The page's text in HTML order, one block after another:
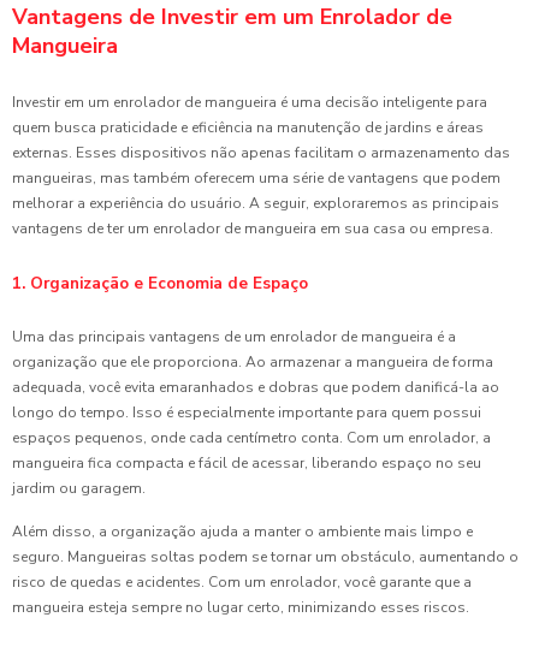
Vantagens de Investir em um Enrolador de
Mangueira
Investir em um enrolador de mangueira é uma decisão inteligente para
quem busca praticidade e eficiência na manutenção de jardins e áreas
externas. Esses dispositivos não apenas facilitam o armazenamento das
mangueiras, mas também oferecem uma série de vantagens que podem
melhorar a experiência do usuário. A seguir, exploraremos as principais
vantagens de ter um enrolador de mangueira em sua casa ou empresa.
1. Organização e Economia de Espaço
Uma das principais vantagens de um enrolador de mangueira é a
organização que ele proporciona. Ao armazenar a mangueira de forma
adequada, você evita emaranhados e dobras que podem danificá-la ao
longo do tempo. Isso é especialmente importante para quem possui
espaços pequenos, onde cada centímetro conta. Com um enrolador, a
mangueira fica compacta e fácil de acessar, liberando espaço no seu
jardim ou garagem.
Além disso, a organização ajuda a manter o ambiente mais limpo e
seguro. Mangueiras soltas podem se tornar um obstáculo, aumentando o
risco de quedas e acidentes. Com um enrolador, você garante que a
mangueira esteja sempre no lugar certo, minimizando esses riscos.